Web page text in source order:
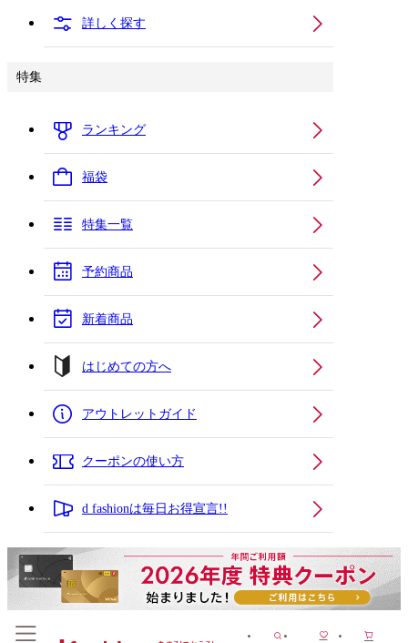
詳しく探す
特集
ランキング
福袋
特集一覧
予約商品
新着商品
はじめての方へ
アウトレットガイド
クーポンの使い方
d fashionは毎日お得宣言!!